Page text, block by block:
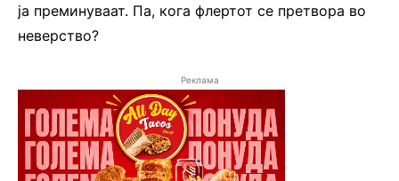
ја преминуваат. Па, кога флертот се претвора во
неверство?
Реклама